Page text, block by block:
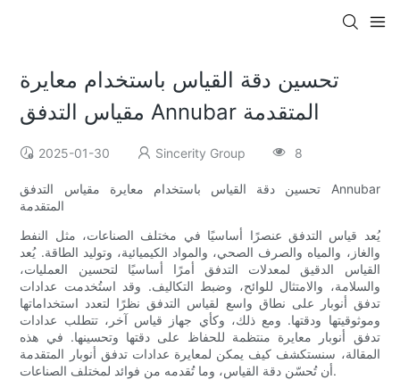
تحسين دقة القياس باستخدام معايرة
مقياس التدفق Annubar المتقدمة
2025-01-30 Sincerity Group 8
تحسين دقة القياس باستخدام معايرة مقياس التدفق Annubar
المتقدمة
يُعد قياس التدفق عنصرًا أساسيًا في مختلف الصناعات، مثل النفط
والغاز، والمياه والصرف الصحي، والمواد الكيميائية، وتوليد الطاقة. يُعد
القياس الدقيق لمعدلات التدفق أمرًا أساسيًا لتحسين العمليات،
والسلامة، والامتثال للوائح، وضبط التكاليف. وقد استُخدمت عدادات
تدفق أنوبار على نطاق واسع لقياس التدفق نظرًا لتعدد استخداماتها
وموثوقيتها ودقتها. ومع ذلك، وكأي جهاز قياس آخر، تتطلب عدادات
تدفق أنوبار معايرة منتظمة للحفاظ على دقتها وتحسينها. في هذه
المقالة، سنستكشف كيف يمكن لمعايرة عدادات تدفق أنوبار المتقدمة
أن تُحسّن دقة القياس، وما تُقدمه من فوائد لمختلف الصناعات.